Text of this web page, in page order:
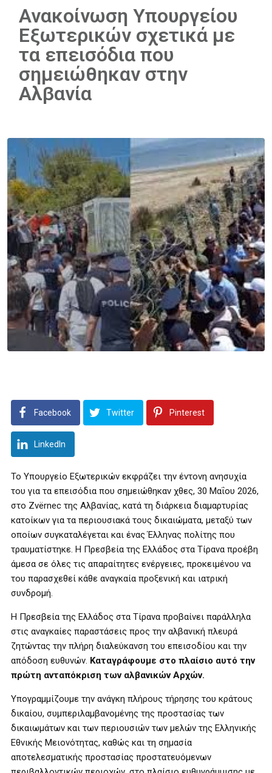
Ανακοίνωση Υπουργείου
Εξωτερικών σχετικά με
τα επεισόδια που
σημειώθηκαν στην
Αλβανία
Facebook Twitter Pinterest
LinkedIn
Το Υπουργείο Εξωτερικών εκφράζει την έντονη ανησυχία
του για τα επεισόδια που σημειώθηκαν χθες, 30 Μαΐου 2026,
στο Zvërnec της Αλβανίας, κατά τη διάρκεια διαμαρτυρίας
κατοίκων για τα περιουσιακά τους δικαιώματα, μεταξύ των
οποίων συγκαταλέγεται και ένας Έλληνας πολίτης που
τραυματίστηκε. Η Πρεσβεία της Ελλάδος στα Τίρανα προέβη
άμεσα σε όλες τις απαραίτητες ενέργειες, προκειμένου να
του παρασχεθεί κάθε αναγκαία προξενική και ιατρική
συνδρομή.
Η Πρεσβεία της Ελλάδος στα Τίρανα προβαίνει παράλληλα
στις αναγκαίες παραστάσεις προς την αλβανική πλευρά
ζητώντας την πλήρη διαλεύκανση του επεισοδίου και την
απόδοση ευθυνών. Καταγράφουμε στο πλαίσιο αυτό την
πρώτη ανταπόκριση των αλβανικών Αρχών.
Υπογραμμίζουμε την ανάγκη πλήρους τήρησης του κράτους
δικαίου, συμπεριλαμβανομένης της προστασίας των
δικαιωμάτων και των περιουσιών των μελών της Ελληνικής
Εθνικής Μειονότητας, καθώς και τη σημασία
αποτελεσματικής προστασίας προστατευόμενων